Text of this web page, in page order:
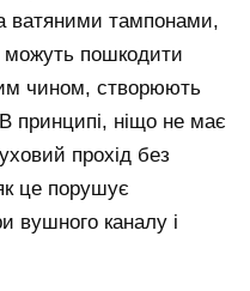
ватяними тампонами,
можуть пошкодити
чином, створюють
принципі, ніщо не має
прохід без
це порушує
вушного каналу і